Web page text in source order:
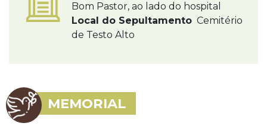
Bom Pastor, ao lado do hospital
Local do Sepultamento Cemitério
de Testo Alto
MEMORIAL